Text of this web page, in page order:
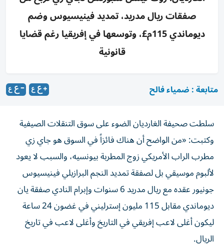
صفقات ريال مدريد، تمديد فينيسيوس وضم
ديوماندي 115م£، وتوسعها في إفريقيا رغم قضايا
قانونية
متابعة : ضمياء فالح
سلطت صحيفة الغارديان الضوء على سوق التنقلات الصيفية
وكتبت: «من الواضح أن هناك فائزاً في السوق هو جاي زي
مطرب الراب الأمريكي زوج المطربة بيونسيه، والسبب لا يعود
لألبوم موسيقي بل لصفقة تمديد النجم البرازيلي فينيسيوس
جونيور عقده مع ريال مدريد 6 سنوات وإبرام النادي صفقة يان
ديوماندي مقابل 115 مليون إسترليني في غضون 24 ساعة
ليكون أغلى لاعب إفريقي في التاريخ وأغلى لاعب في تاريخ
الريال.